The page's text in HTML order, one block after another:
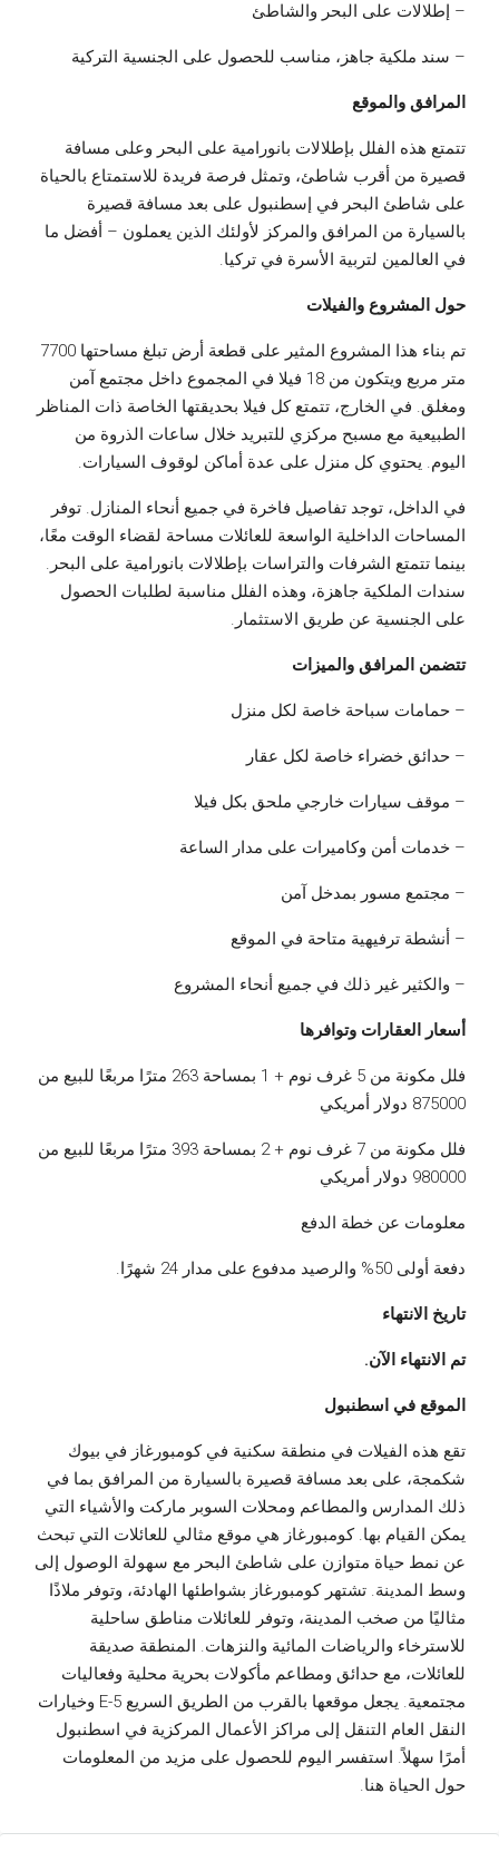
– إطلالات على البحر والشاطئ
– سند ملكية جاهز، مناسب للحصول على الجنسية التركية
المرافق والموقع
تتمتع هذه الفلل بإطلالات بانورامية على البحر وعلى مسافة
قصيرة من أقرب شاطئ، وتمثل فرصة فريدة للاستمتاع بالحياة
على شاطئ البحر في إسطنبول على بعد مسافة قصيرة
بالسيارة من المرافق والمركز لأولئك الذين يعملون – أفضل ما
في العالمين لتربية الأسرة في تركيا.
حول المشروع والفيلات
تم بناء هذا المشروع المثير على قطعة أرض تبلغ مساحتها 7700
متر مربع ويتكون من 18 فيلا في المجموع داخل مجتمع آمن
ومغلق. في الخارج، تتمتع كل فيلا بحديقتها الخاصة ذات المناظر
الطبيعية مع مسبح مركزي للتبريد خلال ساعات الذروة من
اليوم. يحتوي كل منزل على عدة أماكن لوقوف السيارات.
في الداخل، توجد تفاصيل فاخرة في جميع أنحاء المنازل. توفر
المساحات الداخلية الواسعة للعائلات مساحة لقضاء الوقت معًا،
بينما تتمتع الشرفات والتراسات بإطلالات بانورامية على البحر.
سندات الملكية جاهزة، وهذه الفلل مناسبة لطلبات الحصول
على الجنسية عن طريق الاستثمار.
تتضمن المرافق والميزات
– حمامات سباحة خاصة لكل منزل
– حدائق خضراء خاصة لكل عقار
– موقف سيارات خارجي ملحق بكل فيلا
– خدمات أمن وكاميرات على مدار الساعة
– مجتمع مسور بمدخل آمن
– أنشطة ترفيهية متاحة في الموقع
– والكثير غير ذلك في جميع أنحاء المشروع
أسعار العقارات وتوافرها
فلل مكونة من 5 غرف نوم + 1 بمساحة 263 مترًا مربعًا للبيع من
875000 دولار أمريكي
فلل مكونة من 7 غرف نوم + 2 بمساحة 393 مترًا مربعًا للبيع من
980000 دولار أمريكي
معلومات عن خطة الدفع
دفعة أولى 50% والرصيد مدفوع على مدار 24 شهرًا.
تاريخ الانتهاء
تم الانتهاء الآن.
الموقع في اسطنبول
تقع هذه الفيلات في منطقة سكنية في كومبورغاز في بيوك
شكمجة، على بعد مسافة قصيرة بالسيارة من المرافق بما في
ذلك المدارس والمطاعم ومحلات السوبر ماركت والأشياء التي
يمكن القيام بها. كومبورغاز هي موقع مثالي للعائلات التي تبحث
عن نمط حياة متوازن على شاطئ البحر مع سهولة الوصول إلى
وسط المدينة. تشتهر كومبورغاز بشواطئها الهادئة، وتوفر ملاذًا
مثاليًا من صخب المدينة، وتوفر للعائلات مناطق ساحلية
للاسترخاء والرياضات المائية والنزهات. المنطقة صديقة
للعائلات، مع حدائق ومطاعم مأكولات بحرية محلية وفعاليات
مجتمعية. يجعل موقعها بالقرب من الطريق السريع E-5 وخيارات
النقل العام التنقل إلى مراكز الأعمال المركزية في اسطنبول
أمرًا سهلاً. استفسر اليوم للحصول على مزيد من المعلومات
حول الحياة هنا.